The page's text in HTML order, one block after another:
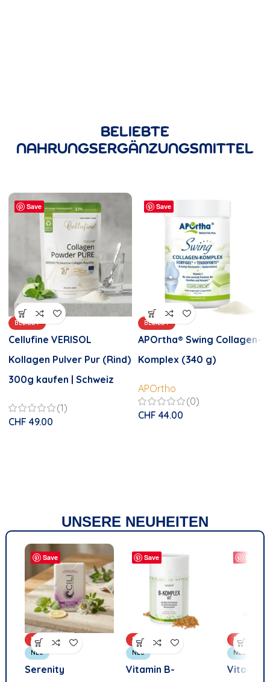
BELIEBTE
NAHRUNGSERGÄNZUNGSMITTEL
Save
BELIEBT
Cellufine VERISOL
Kollagen Pulver Pur (Rind)
300g kaufen | Schweiz
(1)
CHF 49.00
Save
BELIEBT
APOrtha® Swing Collagen-
Komplex (340 g)
APOrtho
(0)
CHF 44.00
UNSERE NEUHEITEN
Save
BELIEBT
NEU
Serenity
Save
BELIEBT
NEU
Vitamin B-
Save
BELIEBT
NEU
Vitamin